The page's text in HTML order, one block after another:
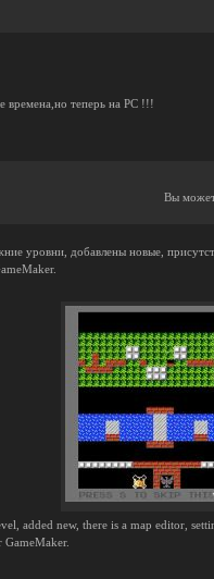
времена,но теперь на PC !!!
Вы
уровни, добавлены новые,
added new, there is a map editor,
GameMaker.